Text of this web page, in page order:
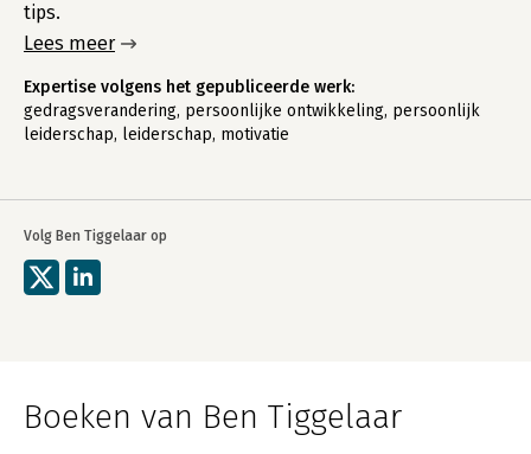
Volg Ben Tiggelaar op
tips.
Lees meer
Expertise volgens het gepubliceerde werk:
gedragsverandering, persoonlijke ontwikkeling, persoonlijk
leiderschap, leiderschap, motivatie
Boeken van Ben Tiggelaar